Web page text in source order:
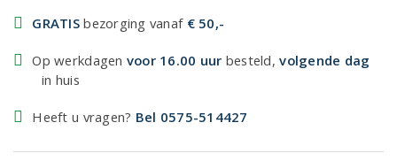
GRATIS bezorging vanaf € 50,-
Op werkdagen voor 16.00 uur besteld,volgende dag
in huis
Heeft u vragen? Bel 0575-514427